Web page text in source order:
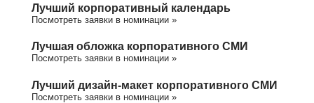
Лучший корпоративный календарь
Посмотреть заявки в номинации »
Лучшая обложка корпоративного СМИ
Посмотреть заявки в номинации »
Лучший дизайн-макет корпоративного СМИ
Посмотреть заявки в номинации »